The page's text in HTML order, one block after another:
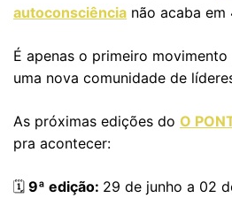
autoconsciência não acaba em
É apenas o primeiro
uma nova comunidade de
As próximas edições do O
pra acontecer:
🗓 9ª edição: 29 de junho a 02